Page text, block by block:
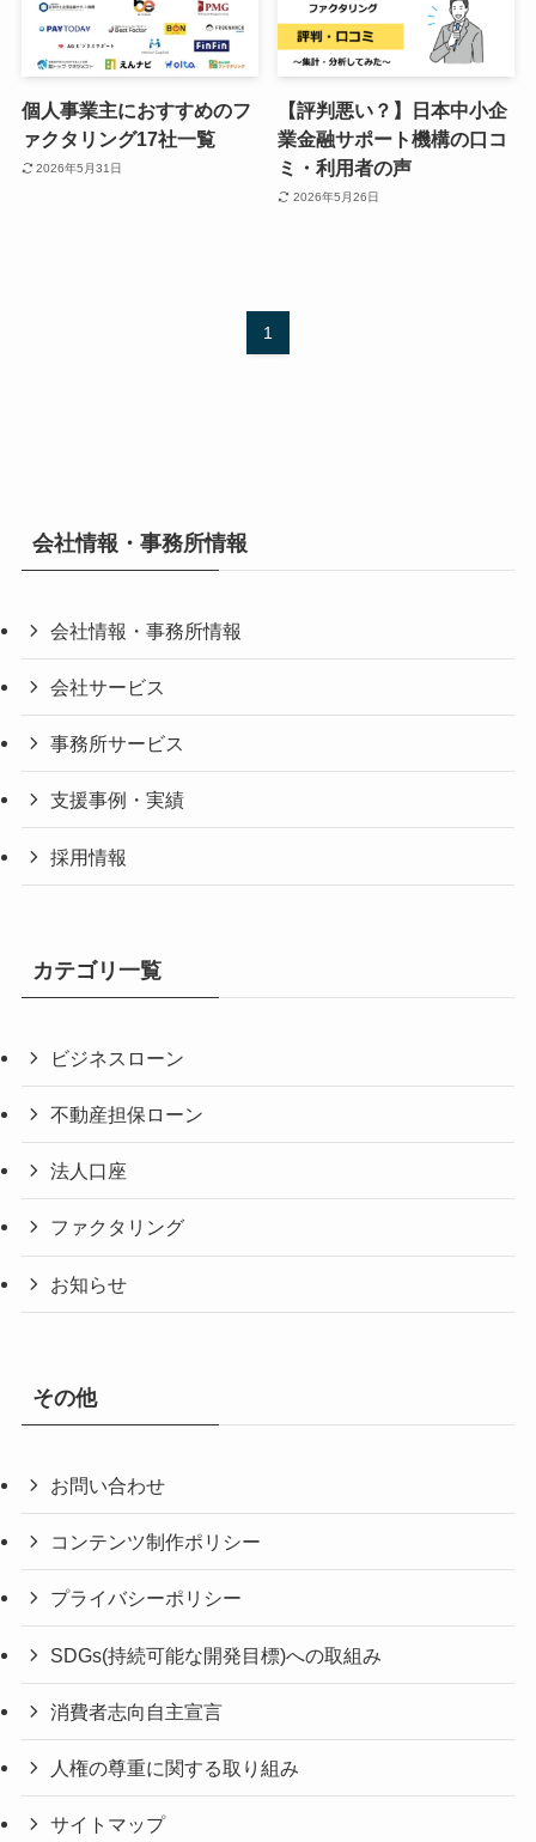
個人事業主におすすめのフ
ァクタリング17社一覧
2026年5月31日
【評判悪い？】日本中小企
業金融サポート機構の口コ
ミ・利用者の声
2026年5月26日
1
会社情報・事務所情報
会社情報・事務所情報
会社サービス
事務所サービス
支援事例・実績
採用情報
カテゴリ一覧
ビジネスローン
不動産担保ローン
法人口座
ファクタリング
お知らせ
その他
お問い合わせ
コンテンツ制作ポリシー
プライバシーポリシー
SDGs(持続可能な開発目標)への取組み
消費者志向自主宣言
人権の尊重に関する取り組み
サイトマップ